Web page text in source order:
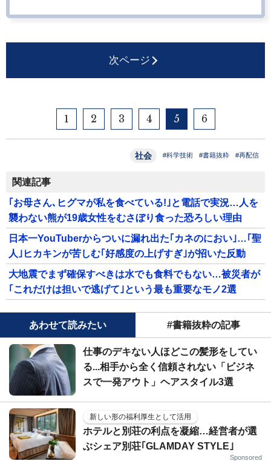
次ページ
1 2 3 4 5 6
社会 #科学技術 #書籍抜粋 #再配信
関連記事
｢お母さん､ヒグマが私を食べている!｣と電話で実況…人を
襲わない熊が19歳女性をむさぼり食った恐ろしい理由
日本一YouTuberからついに漏れ出た｢カネのにおい｣…｢聖
人｣ヒカキンが苦しむ｢好感度の上げすぎ｣が招いた反動
大地震でまず確保すべきは水でも食料でもない…被災者が
｢これだけは担いで逃げて｣という最も重要なモノ2選
あわせて読みたい #書籍抜粋の記事
仕事のデキない人ほどこの髪形をしてい
る...相手から全く信頼されない「ビジネ
スで一発アウト」ヘアスタイル3選
新しい形の福利厚生として活用
ホテルと別荘の利点を凝縮…経営者が選
ぶシェア別荘｢GLAMDAY STYLE｣
Sponsored